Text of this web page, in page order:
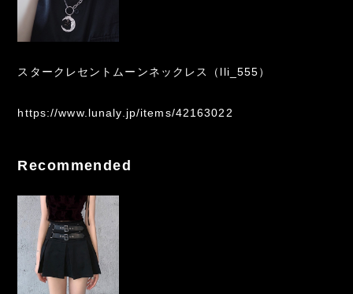
スタークレセントムーンネックレス（lli_555）
https://www.lunaly.jp/items/42163022
Recommended